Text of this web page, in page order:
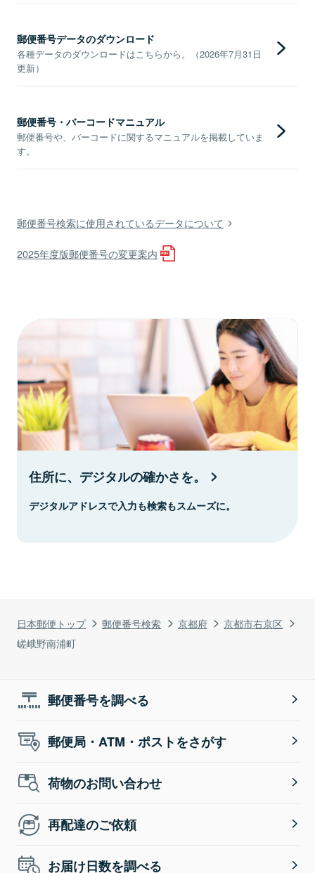
日本郵便トップ 郵便番号検索 京都府
京都市右京区
嵯峨野南浦町
郵便番号データのダウンロード
各種データのダウンロードはこちらから。（2026年7月31日
更新）
郵便番号・バーコードマニュアル
郵便番号や、バーコードに関するマニュアルを掲載していま
す。
郵便番号検索に使用されているデータについて
2025年度版郵便番号の変更案内
住所に、デジタルの確かさを。
デジタルアドレスで入力も検索もスムーズに。
郵便番号を調べる
郵便局・ATM・ポストをさがす
荷物のお問い合わせ
再配達のご依頼
お届け日数を調べる